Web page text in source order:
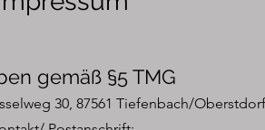
gemäß §5 TMG
30, 87561 Tiefenbach/